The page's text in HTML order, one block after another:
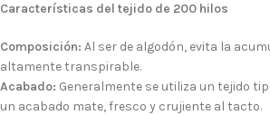
Características del tejido de 200 hilos
Composición: Al ser de algodón, evita la
altamente transpirable.
Acabado: Generalmente se utiliza un tejido
un acabado mate, fresco y crujiente al tacto.